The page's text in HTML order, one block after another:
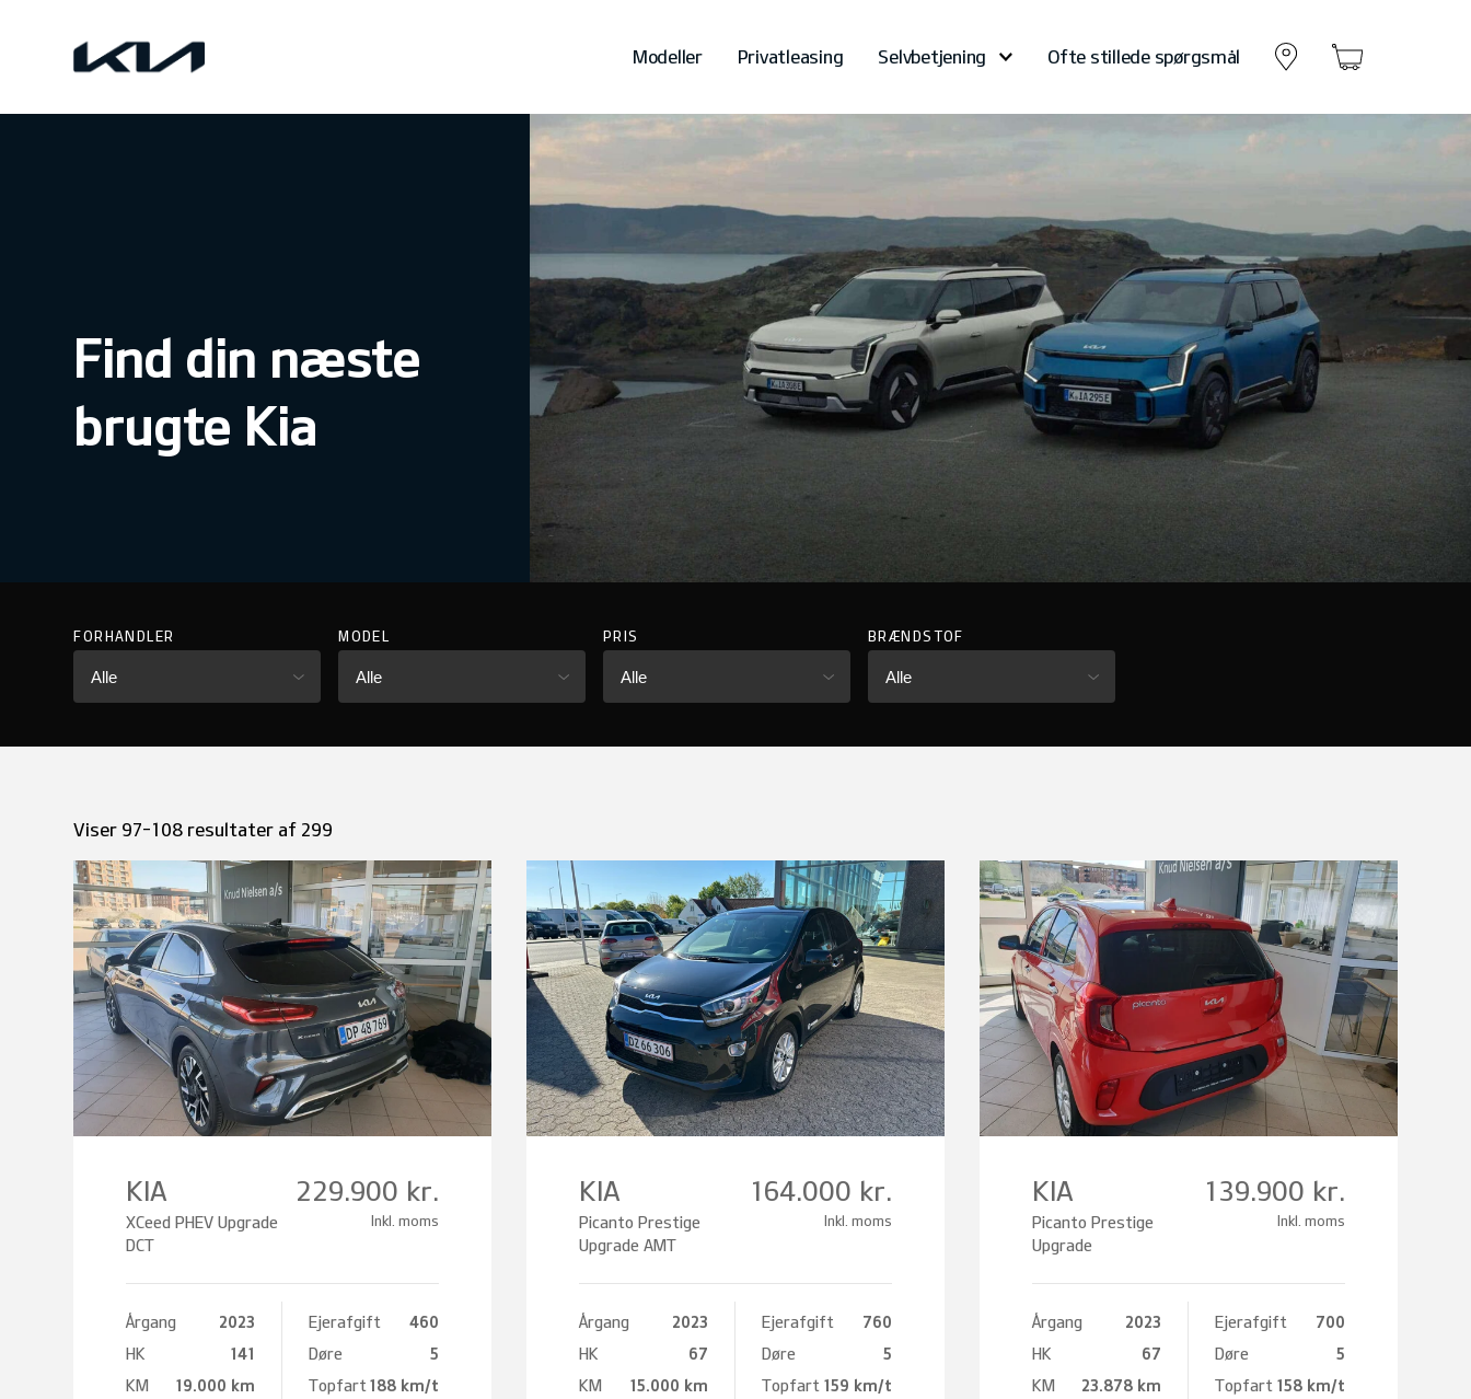
Modeller Privatleasing Selvbetjening Ofte stillede spørgsmål
Find din næste
brugte Kia
FORHANDLER
Alle
MODEL
Alle
PRIS
Alle
BRÆNDSTOF
Alle
Viser 97-108 resultater af 299
KIA
XCeed PHEV Upgrade
DCT
229.900 kr.
Inkl. moms
Årgang
2023
HK
141
KM
19.000 km
Ejerafgift
460
Døre
5
Topfart 188 km/t
KIA
Picanto Prestige
Upgrade AMT
164.000 kr.
Inkl. moms
Årgang
2023
HK
67
KM
15.000 km
Ejerafgift
760
Døre
5
Topfart 159 km/t
KIA
Picanto Prestige
Upgrade
139.900 kr.
Inkl. moms
Årgang
2023
HK
67
KM
23.878 km
Ejerafgift
700
Døre
5
Topfart 158 km/t